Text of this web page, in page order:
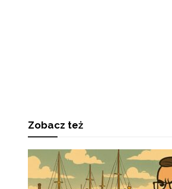
Zobacz też